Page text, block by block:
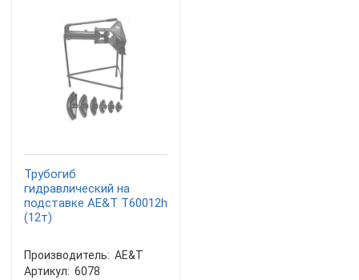
Трубогиб
гидравлический на
подставке AE&T T60012h
(12т)
Производитель: AE&T
Артикул: 6078